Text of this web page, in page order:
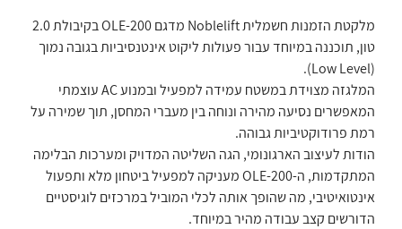
מלקטת הזמנות חשמלית Noblelift מדגם OLE-200 בקיבולת 2.0
טון, תוכננה במיוחד עבור פעולות ליקוט אינטנסיביות בגובה נמוך
(Low Level).
המלגזה מצוידת במשטח עמידה למפעיל ובמנוע AC עוצמתי
המאפשרים נסיעה מהירה ונוחה בין מעברי המחסן, תוך שמירה על
רמת פרודוקטיביות גבוהה.
הודות לעיצוב הארגונומי, הגה השליטה המדויק ומערכות הבלימה
המתקדמות, ה-OLE-200 מעניקה למפעיל ביטחון מלא ותפעול
אינטואיטיבי, מה שהופך אותה לכלי המוביל במרכזים לוגיסטיים
הדורשים קצב עבודה מהיר במיוחד.